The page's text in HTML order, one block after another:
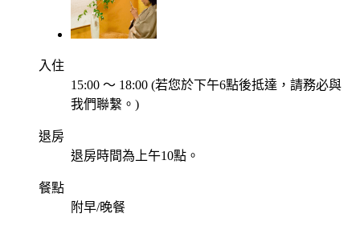
入住
15:00 ～ 18:00 (若您於下午6點後抵達，請務必與
我們聯繫。)
退房
退房時間為上午10點。
餐點
附早/晚餐